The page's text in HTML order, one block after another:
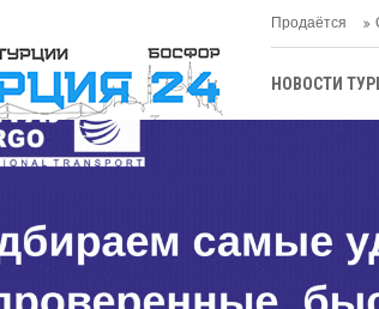
Продаётся
НОВОСТИ